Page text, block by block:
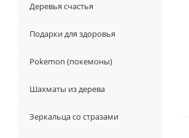
Деревья счастья
Подарки для здоровья
Pokemon (покемоны)
Шахматы из дерева
Зеркальца со стразами